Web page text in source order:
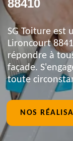
88410
SG Toiture est
Lironcourt
répondre à
façade.
toute
NOS